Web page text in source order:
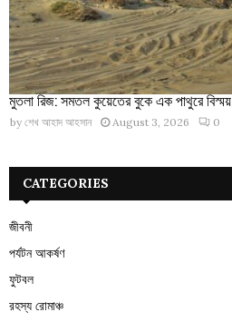
মুতলা রিজ: সমতল কুয়েতের বুকে এক পাথুরে বিস্ময়
by শেখ আহাদ আহসান August 3, 2026 0
CATEGORIES
জীবনী
পর্যটন আকর্ষণ
ফুটবল
রহস্য রোমাঞ্চ